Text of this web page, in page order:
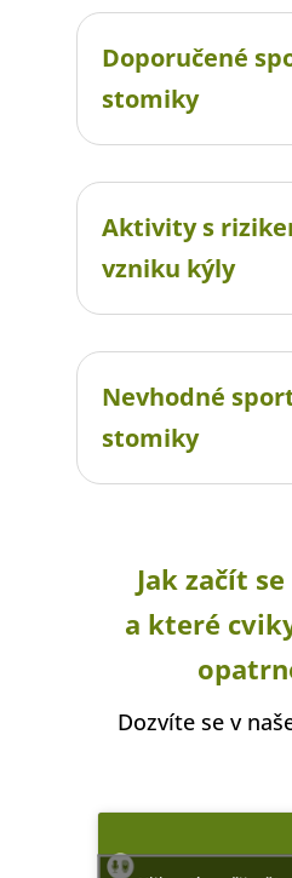
Doporučené
stomiky
Aktivity s
vzniku kýly
Nevhodné
stomiky
Jak začít
a které
Dozvíte se v